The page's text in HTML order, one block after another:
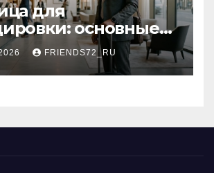
для
основные
выбора
FRIENDS72_RU